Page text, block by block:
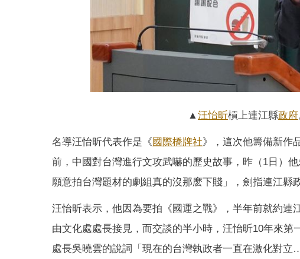
▲汪怡昕槓上連江縣政府
名導汪怡昕代表作是《國際橋牌社》，這次他籌備新作
前，中國對台灣進行文攻武嚇的歷史故事，昨（1日）
願意拍台灣題材的劇組真的沒那麽下賤」，劍指連江縣
汪怡昕表示，他因為要拍《國運之戰》，半年前就約
由文化處處長接見，而交談的半小時，汪怡昕10年來
處長吳曉雲的說詞「現在的台灣執政者一直在激化對